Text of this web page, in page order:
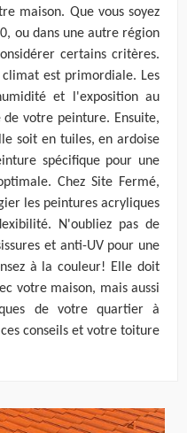
maison. Que vous soyez
ou dans une autre région
certains critères.
est primordiale. Les
et l'exposition au
votre peinture. Ensuite,
soit en tuiles, en ardoise
spécifique pour une
Chez Site Fermé,
les peintures acryliques
N'oubliez pas de
et anti-UV pour une
à la couleur! Elle doit
votre maison, mais aussi
de votre quartier à
conseils et votre toiture